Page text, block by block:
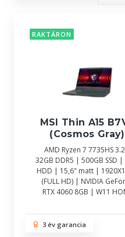
RAKTÁRON
MSI Thin A15
(Cosmos Gray)
AMD Ryzen 7 7735HS
32GB DDR5 | 500GB SSD |
HDD | 15,6" matt |
(FULL HD) | NVIDIA
RTX 4060 8GB | W11
3 év garancia